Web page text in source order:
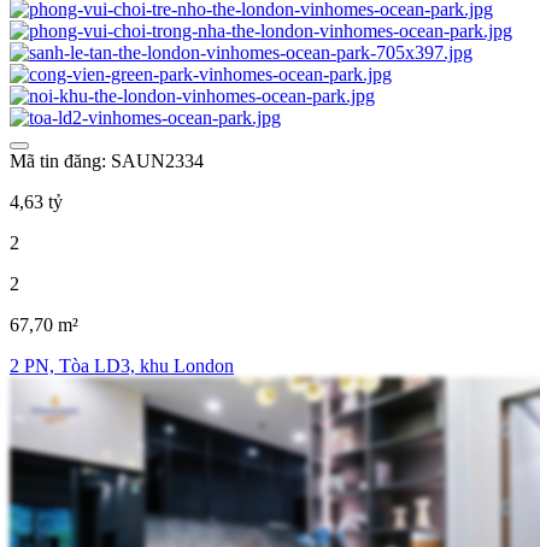
Mã tin đăng: SAUN2334
4,63 tỷ
2
2
67,70 m²
2 PN, Tòa LD3, khu London